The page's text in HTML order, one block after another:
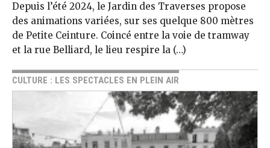
Depuis l’été 2024, le Jardin des Traverses propose
des animations variées, sur ses quelque 800 mètres
de Petite Ceinture. Coincé entre la voie de tramway
et la rue Belliard, le lieu respire la (…)
CULTURE : LES SPECTACLES EN PLEIN AIR